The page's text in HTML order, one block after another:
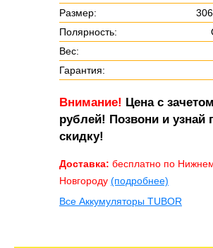
Размер:
Полярность:
Вес:
Гарантия:
Внимание! Цена с
рублей! Позвони и узнай
скидку!
Доставка: бесплатно по
Новгороду (подробнее)
Все Аккумуляторы TUBOR